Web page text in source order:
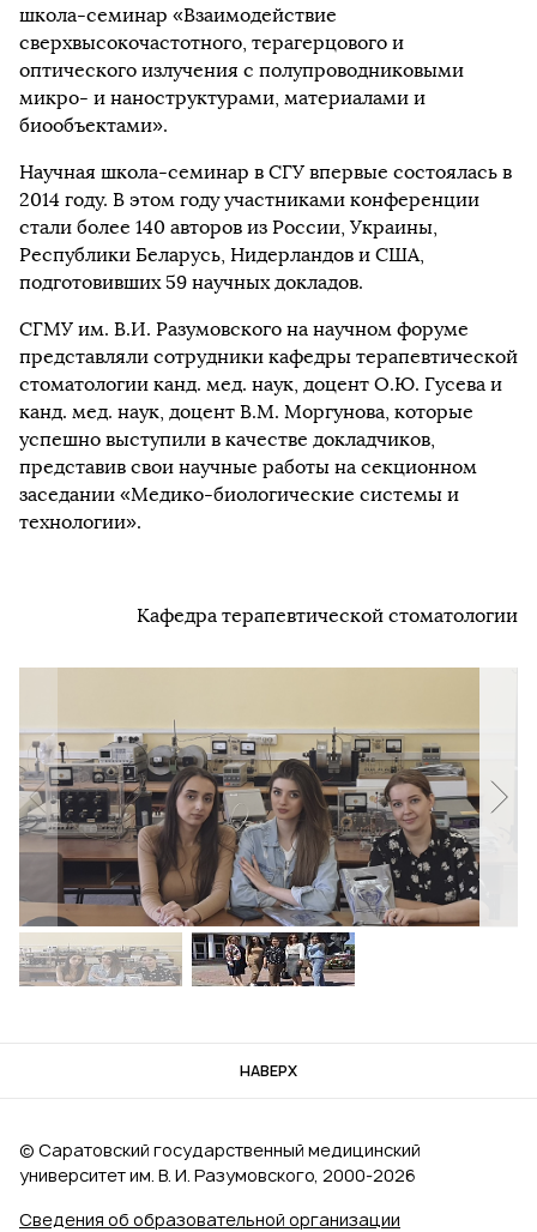
школа-семинар «Взаимодействие
сверхвысокочастотного, терагерцового и
оптического излучения с полупроводниковыми
микро- и наноструктурами, материалами и
биообъектами».
Научная школа-семинар в СГУ впервые состоялась в
2014 году. В этом году участниками конференции
стали более 140 авторов из России, Украины,
Республики Беларусь, Нидерландов и США,
подготовивших 59 научных докладов.
СГМУ им. В.И. Разумовского на научном форуме
представляли сотрудники кафедры терапевтической
стоматологии канд. мед. наук, доцент О.Ю. Гусева и
канд. мед. наук, доцент В.М. Моргунова, которые
успешно выступили в качестве докладчиков,
представив свои научные работы на секционном
заседании «Медико-биологические системы и
технологии».
Кафедра терапевтической стоматологии
НАВЕРХ
Сведения об образовательной организации
© Саратовский государственный медицинский
университет им. В. И. Разумовского, 2000‑2026